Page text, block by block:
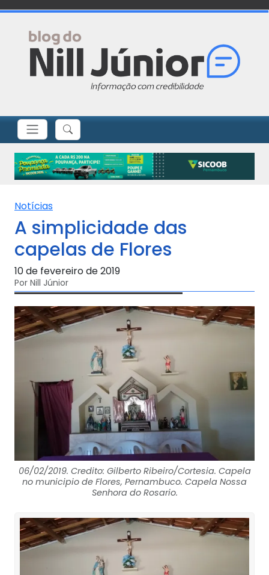
Notícias
A simplicidade das
capelas de Flores
10 de fevereiro de 2019
Por Nill Júnior
06/02/2019. Credito: Gilberto Ribeiro/Cortesia. Capela
no municipio de Flores, Pernambuco. Capela Nossa
Senhora do Rosario.